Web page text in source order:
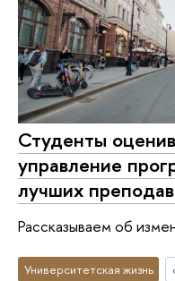
Студенты
управление
лучших
Рассказываем об
Университетская жизнь